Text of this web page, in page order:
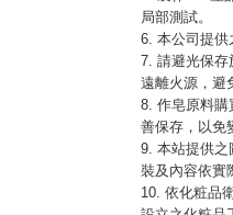
局部測試。
6. 本公司提供
7. 請避光保存
遠離火源，避
8. 作皂原料購
善保存，以免
9. 本站提供之
裝及內容依實
10. 依化粧品